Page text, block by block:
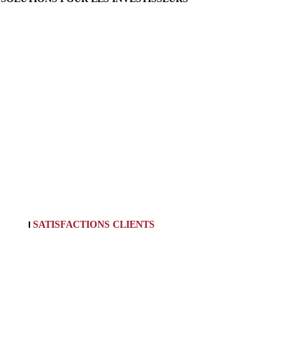
SATISFACTIONS CLIENTS